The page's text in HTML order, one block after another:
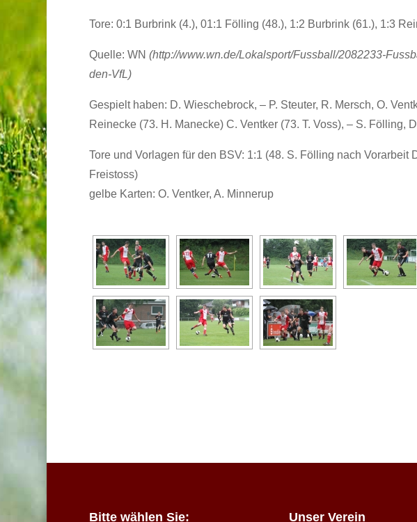
Tore: 0:1 Burbrink (4.), 01:1 Fölling (48.), 1:2 Burbrink (61.), 1:3
Quelle: WN (http://www.wn.de/Lokalsport/Fussball/2082233-
den-VfL)
Gespielt haben: D. Wieschebrock, – P. Steuter, R. Mersch, O.
Reinecke (73. H. Manecke) C. Ventker (73. T. Voss), – S. Fölling,
Tore und Vorlagen für den BSV: 1:1 (48. S. Fölling nach Vorarbeit
Freistoss)
gelbe Karten: O. Ventker, A. Minnerup
Bitte wählen Sie: Unser Verein